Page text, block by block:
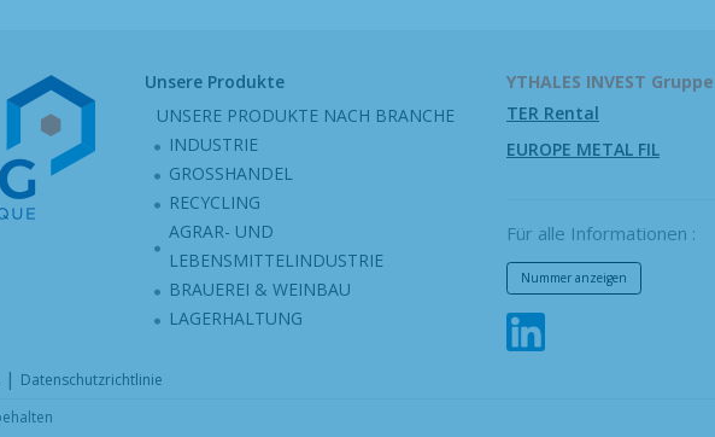
Unsere Produkte
UNSERE PRODUKTE NACH BRANCHE
INDUSTRIE
GROSSHANDEL
RECYCLING
AGRAR- UND
LEBENSMITTELINDUSTRIE
BRAUEREI & WEINBAU
LAGERHALTUNG
YTHALES INVEST Gruppe
TER Rental
EUROPE METAL FIL
Für alle Informationen :
Nummer anzeigen
| Datenschutzrichtlinie